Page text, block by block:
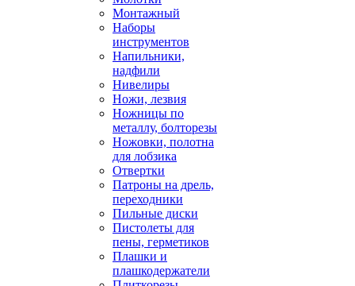
Монтажный
Наборы
инструментов
Напильники,
надфили
Нивелиры
Ножи, лезвия
Ножницы по
металлу, болторезы
Ножовки, полотна
для лобзика
Отвертки
Патроны на дрель,
переходники
Пильные диски
Пистолеты для
пены, герметиков
Плашки и
плашкодержатели